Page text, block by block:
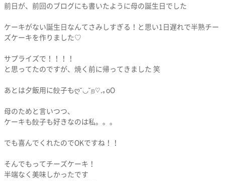
前日が、前回のブログにも書いたように母の誕生日でした
ケーキがない誕生日なんてさみしすぎる！と思い1日遅れで半熟チー
ズケーキを作りました♡
サプライズで！！！！
と思ってたのですが、焼く前に帰ってきました 笑
あとは夕飯用に餃子もღ˘◡˘ற♡.｡oO
母のためと言いつつ、
ケーキも餃子も好きなのは私。。。
でも喜んでくれたのでOKですね！！
そんでもってチーズケーキ！
半端なく美味しかったです